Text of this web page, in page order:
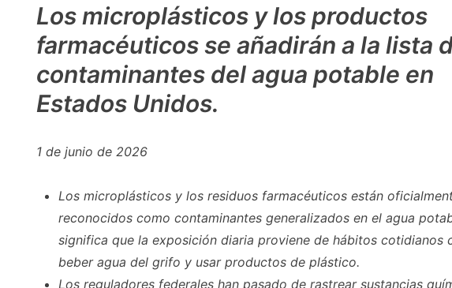
Los microplásticos y los productos
farmacéuticos se añadirán a la lista
contaminantes del agua potable en
Estados Unidos.
1 de junio de 2026
Los microplásticos y los residuos farmacéuticos están
reconocidos como contaminantes generalizados en el agua
significa que la exposición diaria proviene de hábitos cotidianos
beber agua del grifo y usar productos de plástico.
Los reguladores federales han pasado de rastrear sustancias